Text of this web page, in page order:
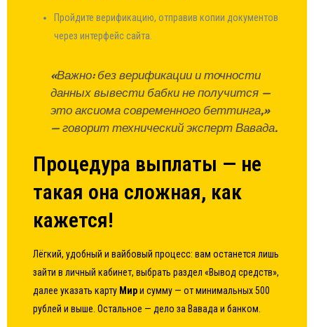
Пройдите верификацию, отправив копии документов
через интерфейс сайта.
«Важно: без верификации и точности
данных вывести бабки не получится —
это аксиома современного беттинга,»
— говорит технический эксперт Вавада.
Процедура выплаты — не
такая она сложная, как
кажется!
Лёгкий, удобный и вайбовый процесс: вам останется лишь
зайти в личный кабинет, выбрать раздел «Вывод средств»,
далее указать карту Мири сумму — от минимальных 500
рублей и выше. Остальное — дело за Вавада и банком.